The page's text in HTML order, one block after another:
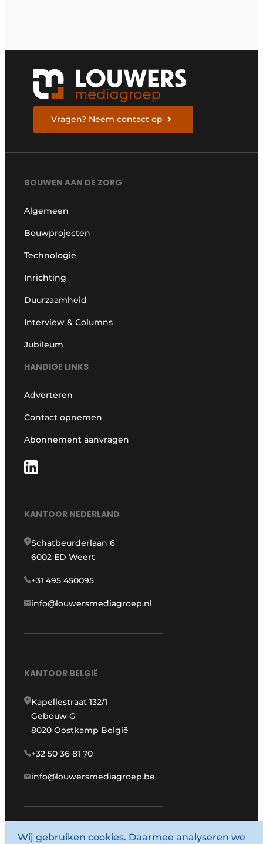
Vragen? Neem contact op
BOUWEN AAN DE ZORG
Algemeen
Bouwprojecten
Technologie
Inrichting
Duurzaamheid
Interview & Columns
Jubileum
HANDIGE LINKS
Adverteren
Contact opnemen
Abonnement aanvragen
KANTOOR NEDERLAND
Schatbeurderlaan 6
6002 ED Weert
+31 495 450095
info@louwersmediagroep.nl
KANTOOR BELGIË
Kapellestraat 132/1
Gebouw G
8020 Oostkamp België
+32 50 36 81 70
info@louwersmediagroep.be
www.louwersmediagroep.com
Wij gebruiken cookies. Daarmee analyseren we